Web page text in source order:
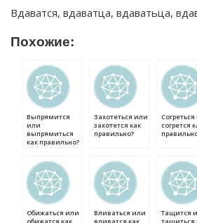
Вдаватся, вдаватца, вдаватьца,
Похожие:
Выпрямится
или
выпрямиться
как правильно?
Захотеться или
захотется как
правильно?
согрется
Обижаться или
Вливаться или
Тащится